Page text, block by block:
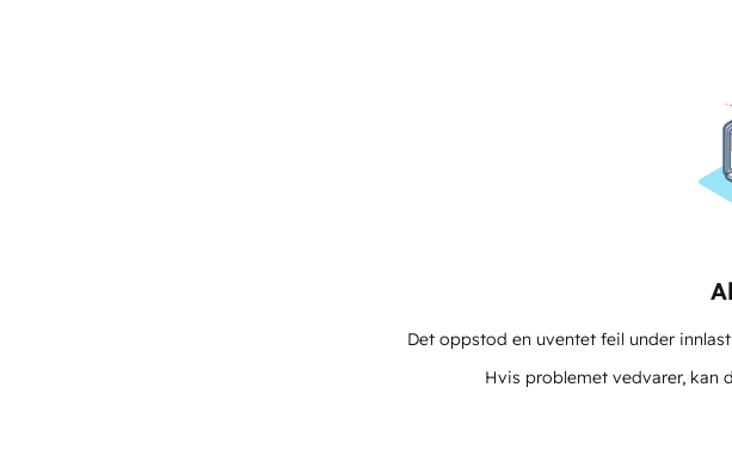
Det oppstod en uventet feil under
Hvis problemet vedvarer, kan